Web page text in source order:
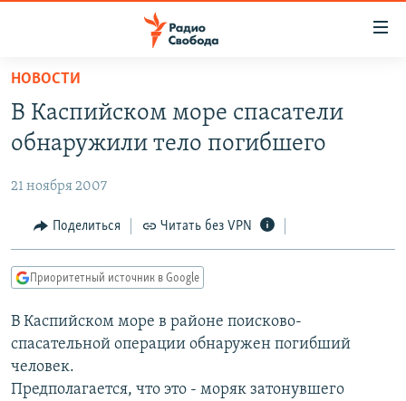
упрощенного
доступа
Вернуться
основному
Вернутся
главной
навигации
Вернутся
поиску
ПОДКАСТЫ
АВТОРСКИЕ ПРОЕКТЫ
ЦИТАТЫ СВОБОДЫ
МНЕНИЯ
IDEL.РЕАЛИИ
КАВКАЗ.РЕАЛИИ
СИБИРЬ.РЕАЛИИ
НОВОСТИ
В Каспийском море спасатели
обнаружили тело погибшего
21 ноября 2007
Поделиться Читать без VPN
Приоритетный источник в Google
В Каспийском море в районе поисково-
спасательной операции обнаружен погибший
человек.
Предполагается, что это - моряк затонувшего